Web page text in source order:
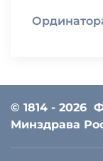
© 1814 - 2026
Минздрава